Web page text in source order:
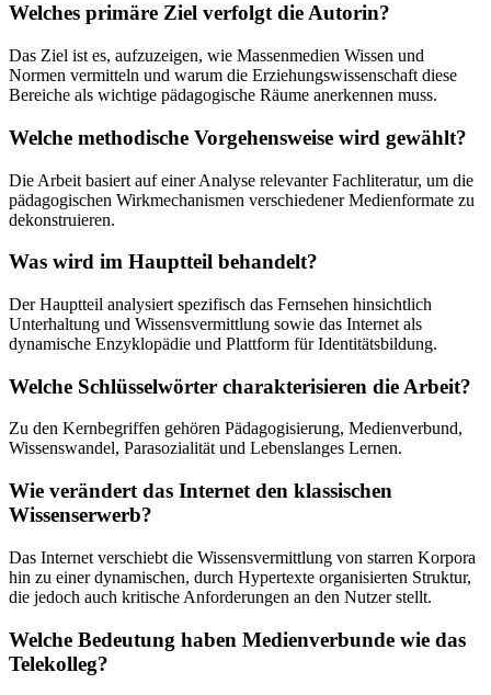
Welches primäre Ziel verfolgt die Autorin?
Das Ziel ist es, aufzuzeigen, wie Massenmedien Wissen und
Normen vermitteln und warum die Erziehungswissenschaft diese
Bereiche als wichtige pädagogische Räume anerkennen muss.
Welche methodische Vorgehensweise wird gewählt?
Die Arbeit basiert auf einer Analyse relevanter Fachliteratur, um die
pädagogischen Wirkmechanismen verschiedener Medienformate zu
dekonstruieren.
Was wird im Hauptteil behandelt?
Der Hauptteil analysiert spezifisch das Fernsehen hinsichtlich
Unterhaltung und Wissensvermittlung sowie das Internet als
dynamische Enzyklopädie und Plattform für Identitätsbildung.
Welche Schlüsselwörter charakterisieren die Arbeit?
Zu den Kernbegriffen gehören Pädagogisierung, Medienverbund,
Wissenswandel, Parasozialität und Lebenslanges Lernen.
Wie verändert das Internet den klassischen
Wissenserwerb?
Das Internet verschiebt die Wissensvermittlung von starren Korpora
hin zu einer dynamischen, durch Hypertexte organisierten Struktur,
die jedoch auch kritische Anforderungen an den Nutzer stellt.
Welche Bedeutung haben Medienverbunde wie das
Telekolleg?